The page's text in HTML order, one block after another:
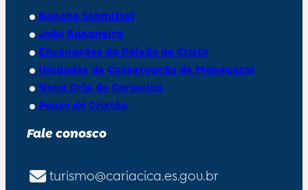
Rancho Schmittel
João Bananeira
Encenações da Paixão de Cristo
Unidades de Conservação de Manguezal
Nova Orla de Cariacica
Pouso do Cristão
Fale conosco
turismo@cariacica.es.gov.br